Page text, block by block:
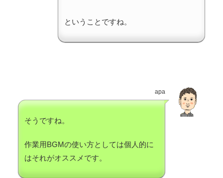
ということですね。
apa
そうですね。
作業用BGMの使い方としては個人的に
はそれがオススメです。